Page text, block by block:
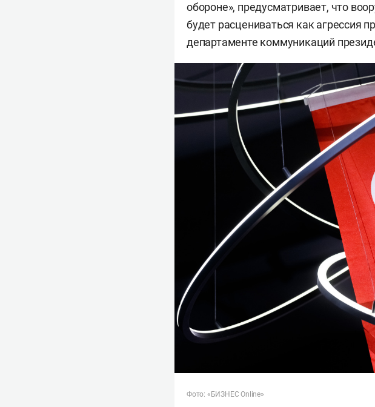
обороне», предусматривает, что
будет расцениваться как агрессия
департаменте коммуникаций
Фото: «БИЗНЕС Online»